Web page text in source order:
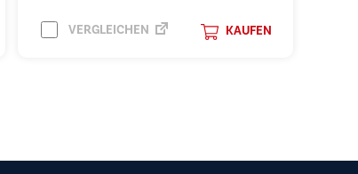
KAUFEN
VERGLEICHEN